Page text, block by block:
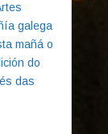
galega
mañá o
do
das